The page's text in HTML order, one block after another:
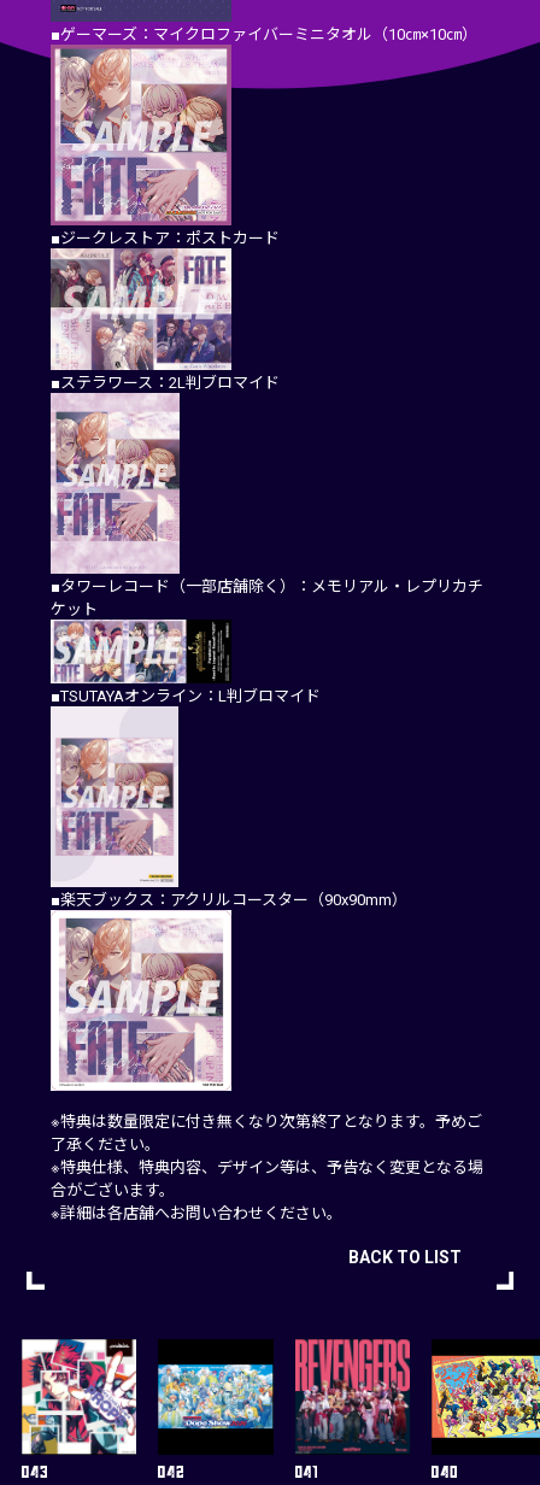
■ゲーマーズ：マイクロファイバーミニタオル（10㎝×10㎝）
■ジークレストア：ポストカード
■ステラワース：2L判ブロマイド
■タワーレコード（一部店舗除く）：メモリアル・レプリカチ
ケット
■TSUTAYAオンライン：L判ブロマイド
■楽天ブックス：アクリルコースター（90x90mm）
※特典は数量限定に付き無くなり次第終了となります。予めご
了承ください。
※特典仕様、特典内容、デザイン等は、予告なく変更となる場
合がございます。
※詳細は各店舗へお問い合わせください。
BACK TO LIST